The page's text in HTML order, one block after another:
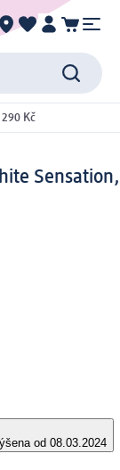
Kč
Sensation,
od 08.03.2024